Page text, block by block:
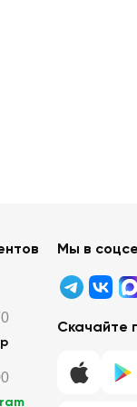
Мы в
Скачайте